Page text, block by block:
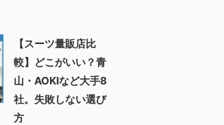
【スーツ量販店比
較】どこがいい？青
山・AOKIなど大手8
社。失敗しない選び
方